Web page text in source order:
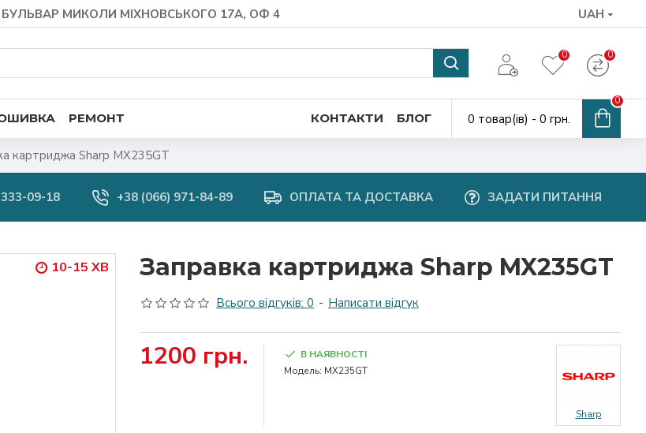
БУЛЬВАР МИКОЛИ МІХНОВСЬКОГО 17А, ОФ 4 UAH
0 0
РЕМОНТ КОНТАКТИ БЛОГ 0 товар(ів) - 0 грн.
0
картриджа Sharp MX235GT
09-18 +38 (066) 971-84-89 ОПЛАТА ТА ДОСТАВКА ЗАДАТИ ПИТАННЯ
10-15 ХВ Заправка картриджа Sharp MX235GT
Всього відгуків: 0 - Написати відгук
1200 грн.
В НАЯВНОСТІ
Модель: MX235GT
Sharp